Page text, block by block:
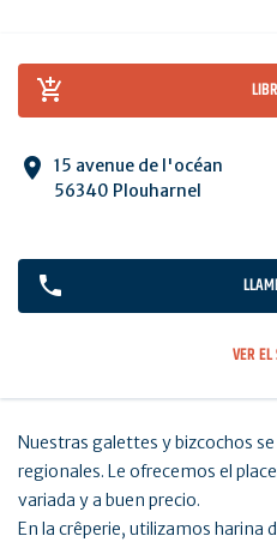
15 avenue de l'océan
56340 Plouharnel
VER EL
Nuestras galettes y bizcochos
regionales. Le ofrecemos el
variada y a buen precio.
En la crêperie, utilizamos harina